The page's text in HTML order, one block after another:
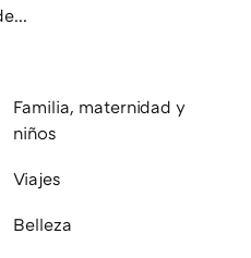
Familia, maternidad y
niños
Viajes
Belleza